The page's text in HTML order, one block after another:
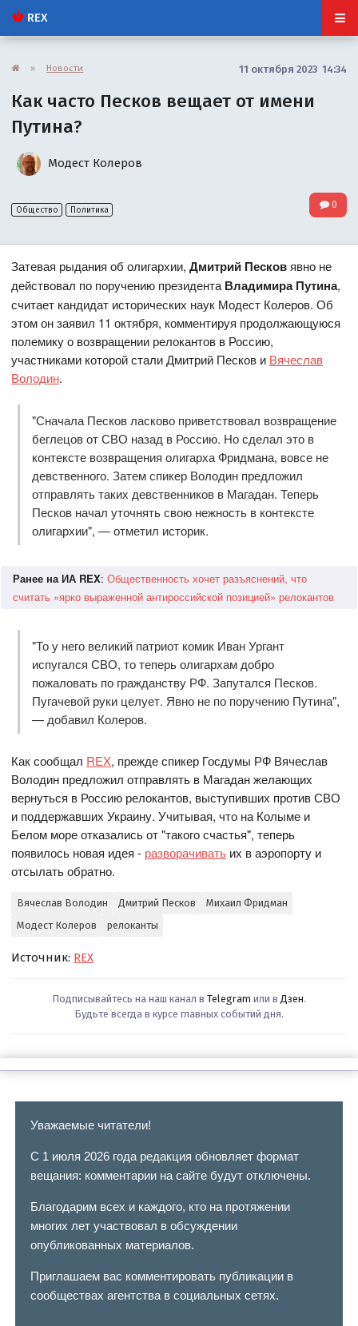
REX
» Новости 11 октября 2023 14:34
Как часто Песков вещает от имени
Путина?
Модест Колеров
Общество Политика 0
Затевая рыдания об олигархии, Дмитрий Песковявно не
действовал по поручению президентаВладимира Путина,
считает кандидат исторических наук Модест Колеров. Об
этом он заявил 11 октября, комментируя продолжающуюся
полемику о возвращении релокантов в Россию,
участниками которой стали Дмитрий Песков и Вячеслав
Володин.
"Сначала Песков ласково приветствовал возвращение
беглецов от СВО назад в Россию. Но сделал это в
контексте возвращения олигарха Фридмана, вовсе не
девственного. Затем спикер Володин предложил
отправлять таких девственников в Магадан. Теперь
Песков начал уточнять свою нежность в контексте
олигархии", — отметил историк.
Ранее на ИА REX: Общественность хочет разъяснений, что
считать «ярко выраженной антироссийской позицией» релокантов
"То у него великий патриот комик Иван Ургант
испугался СВО, то теперь олигархам добро
пожаловать по гражданству РФ. Запутался Песков.
Пугачевой руки целует. Явно не по поручению Путина",
— добавил Колеров.
Как сообщал REX, прежде спикер Госдумы РФ Вячеслав
Володин предложил отправлять в Магадан желающих
вернуться в Россию релокантов, выступивших против СВО
и поддержавших Украину. Учитывая, что на Колыме и
Белом море отказались от "такого счастья", теперь
появилось новая идея - разворачивать их в аэропорту и
отсылать обратно.
Вячеслав Володин Дмитрий Песков
Михаил Фридман
Модест Колеров
релоканты
Источник: REX
Подписывайтесь на наш канал в Telegram или в Дзен.
Будьте всегда в курсе главных событий дня.
Уважаемые читатели!
С 1 июля 2026 года редакция обновляет формат
вещания: комментарии на сайте будут отключены.
Благодарим всех и каждого, кто на протяжении
многих лет участвовал в обсуждении
опубликованных материалов.
Приглашаем вас комментировать публикации в
сообществах агентства в социальных сетях.